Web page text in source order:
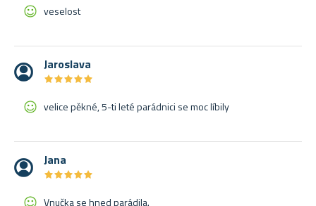
veselost
Jaroslava
★★★★★
★★★★★
velice pěkné, 5-ti leté parádnici se moc líbily
Jana
★★★★★
★★★★★
Vnučka se hned parádila.